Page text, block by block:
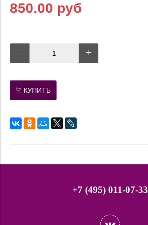
850.00 руб
КУПИТЬ
+7 (495) 011-07-33